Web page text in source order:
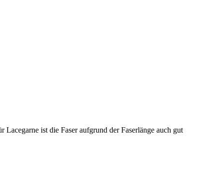
ist die Faser aufgrund der Faserlänge auch gut